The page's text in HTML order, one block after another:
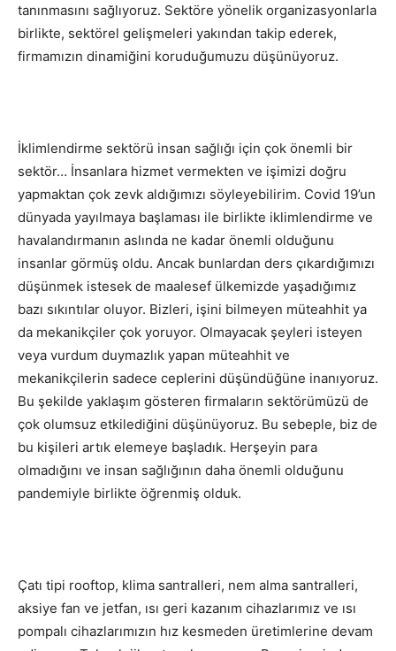
tanınmasını sağlıyoruz. Sektöre yönelik organizasyonlarla
birlikte, sektörel gelişmeleri yakından takip ederek,
firmamızın dinamiğini koruduğumuzu düşünüyoruz.
İklimlendirme sektörü insan sağlığı için çok önemli bir
sektör… İnsanlara hizmet vermekten ve işimizi doğru
yapmaktan çok zevk aldığımızı söyleyebilirim. Covid 19’un
dünyada yayılmaya başlaması ile birlikte iklimlendirme ve
havalandırmanın aslında ne kadar önemli olduğunu
insanlar görmüş oldu. Ancak bunlardan ders çıkardığımızı
düşünmek istesek de maalesef ülkemizde yaşadığımız
bazı sıkıntılar oluyor. Bizleri, işini bilmeyen müteahhit ya
da mekanikçiler çok yoruyor. Olmayacak şeyleri isteyen
veya vurdum duymazlık yapan müteahhit ve
mekanikçilerin sadece ceplerini düşündüğüne inanıyoruz.
Bu şekilde yaklaşım gösteren firmaların sektörümüzü de
çok olumsuz etkilediğini düşünüyoruz. Bu sebeple, biz de
bu kişileri artık elemeye başladık. Herşeyin para
olmadığını ve insan sağlığının daha önemli olduğunu
pandemiyle birlikte öğrenmiş olduk.
Çatı tipi rooftop, klima santralleri, nem alma santralleri,
aksiye fan ve jetfan, ısı geri kazanım cihazlarımız ve ısı
pompalı cihazlarımızın hız kesmeden üretimlerine devam